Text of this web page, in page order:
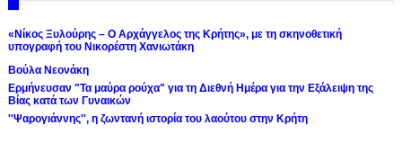
«Νίκος Ξυλούρης – Ο Αρχάγγελος της Κρήτης», με τη σκηνοθετική
υπογραφή του Νικορέστη Χανιωτάκη
Βούλα Νεονάκη
Ερμήνευσαν "Τα μαύρα ρούχα" για τη Διεθνή Ημέρα για την Εξάλειψη της
Βίας κατά των Γυναικών
''Ψαρογιάννης'', η ζωντανή ιστορία του λαούτου στην Κρήτη